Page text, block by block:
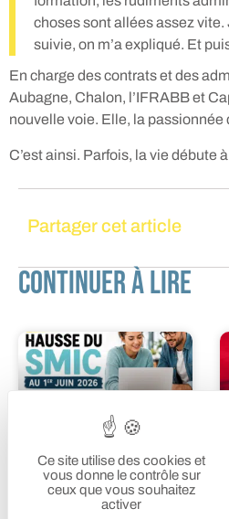
choses sont allées assez vite.
suivie, on m’a expliqué. Et
En charge des contrats et des
Aubagne, Chalon, l’IFRABB et
nouvelle voie. Elle, la
C’est ainsi. Parfois, la vie débute
Partager cet article
Continuer à lire
Hausse du SMIC :
ce qui change
pour les
Ce site utilise des cookies et
vous donne le contrôle sur
ceux que vous souhaitez
activer